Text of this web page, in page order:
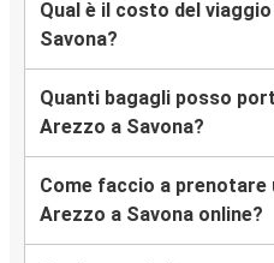
Qual è il costo del
Savona?
Quanti bagagli posso
Arezzo a Savona?
Come faccio a prenotare
Arezzo a Savona online?